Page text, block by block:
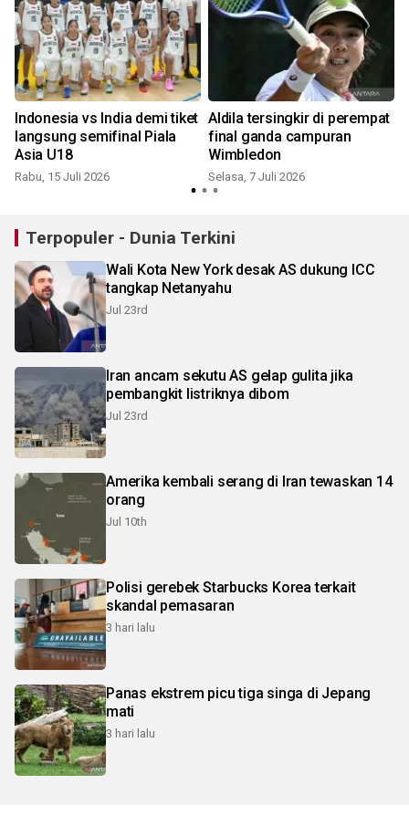
Indonesia vs India demi tiket
langsung semifinal Piala
Asia U18
Rabu, 15 Juli 2026
Aldila tersingkir di perempat
final ganda campuran
Wimbledon
Selasa, 7 Juli 2026
Terpopuler - Dunia Terkini
Wali Kota New York desak AS dukung ICC
tangkap Netanyahu
Jul 23rd
Iran ancam sekutu AS gelap gulita jika
pembangkit listriknya dibom
Jul 23rd
Amerika kembali serang di Iran tewaskan 14
orang
Jul 10th
Polisi gerebek Starbucks Korea terkait
skandal pemasaran
3 hari lalu
Panas ekstrem picu tiga singa di Jepang
mati
3 hari lalu